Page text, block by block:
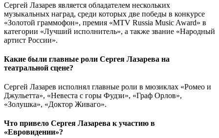
Сергей Лазарев является обладателем нескольких
музыкальных наград, среди которых две победы в конкурсе
«Золотой граммофон», премия «MTV Russia Music Award» в
категории «Лучший исполнитель», а также звание «Народный
артист России».
Какие были главные роли Сергея Лазарева на
театральной сцене?
Сергей Лазарев исполнял главные роли в мюзиклах «Ромео и
Джульетта», «Невеста с горы Фудзи», «Граф Орлов»,
«Золушка», «Доктор Живаго».
Что привело Сергея Лазарева к участию в
«Евровидении»?